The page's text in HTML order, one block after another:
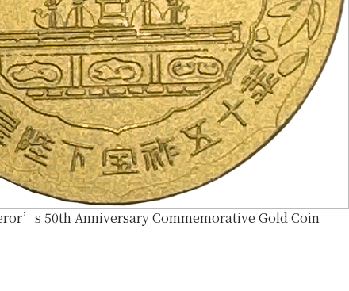
50th Anniversary Commemorative Gold Coin